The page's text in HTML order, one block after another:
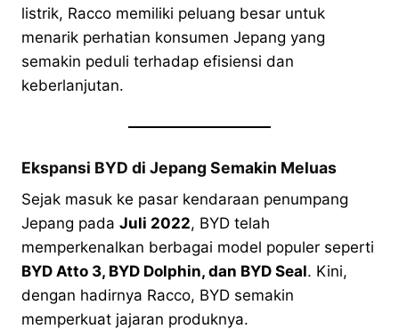
listrik, Racco memiliki peluang besar untuk
menarik perhatian konsumen Jepang yang
semakin peduli terhadap efisiensi dan
keberlanjutan.
Ekspansi BYD di Jepang Semakin Meluas
Sejak masuk ke pasar kendaraan penumpang
Jepang pada Juli 2022, BYD telah
memperkenalkan berbagai model populer seperti
BYD Atto 3, BYD Dolphin, dan BYD Seal. Kini,
dengan hadirnya Racco, BYD semakin
memperkuat jajaran produknya.